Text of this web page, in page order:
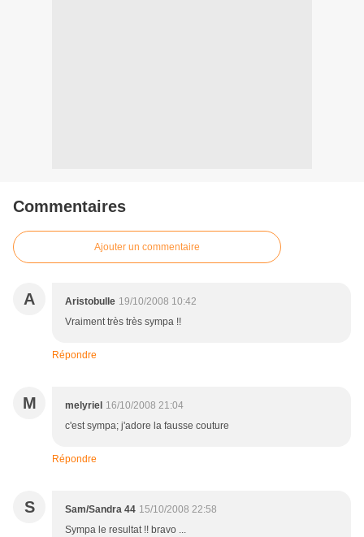
Commentaires
Ajouter un commentaire
A Aristobulle 19/10/2008 10:42
Vraiment très très sympa !!
Répondre
M melyriel 16/10/2008 21:04
c'est sympa; j'adore la fausse couture
Répondre
S Sam/Sandra 44 15/10/2008 22:58
Sympa le resultat !! bravo ...